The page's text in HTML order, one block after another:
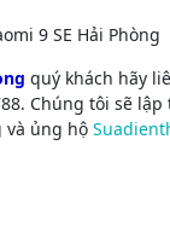
quý khách hãy
Chúng tôi sẽ
và ủng hộ